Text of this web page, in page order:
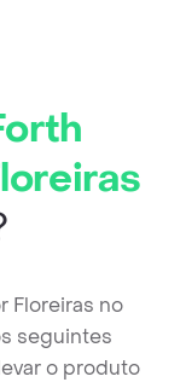
Floreiras no
seguintes
o produto